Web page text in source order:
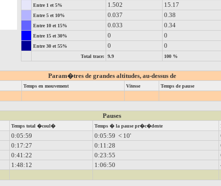
Entre 1 et 5% 1.502 15.17
Entre 5 et 10% 0.037 0.38
Entre 10 et 15% 0.033 0.34
Entre 15 et 30% 0 0
Entre 30 et 55% 0 0
Total trace: 9.9 100 %
Param�tres de grandes altitudes, au-dessus de
Temps en mouvement Vitesse
Temps de pause
Pauses
Temps total �coul� Temps � la pause pr�c�dente
0:05:59 0:05:59 < 10'
0:17:27 0:11:28
0:41:22 0:23:55
1:48:12 1:06:50